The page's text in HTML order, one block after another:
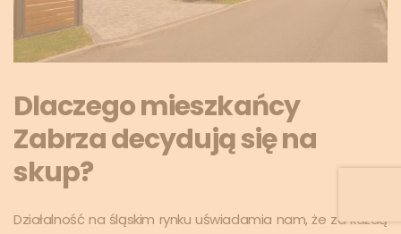
Dlaczego mieszkańcy
Zabrza decydują się na
skup?
Działalność na śląskim rynku uświadamia nam, że za każdą